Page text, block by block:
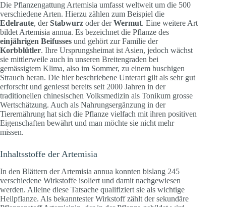
Die Pflanzengattung Artemisia umfasst weltweit um die 500
verschiedene Arten. Hierzu zählen zum Beispiel die
Edelraute, derStabwurz oder derWermut. Eine weitere Art
bildet Artemisia annua. Es bezeichnet die Pflanze des
einjährigen Beifusses und gehört zur Familie der
Korbblütler. Ihre Ursprungsheimat ist Asien, jedoch wächst
sie mittlerweile auch in unseren Breitengraden bei
gemässigtem Klima, also im Sommer, zu einem buschigen
Strauch heran. Die hier beschriebene Unterart gilt als sehr gut
erforscht und geniesst bereits seit 2000 Jahren in der
traditionellen chinesischen Volksmedizin als Tonikum grosse
Wertschätzung. Auch als Nahrungsergänzung in der
Tierernährung hat sich die Pflanze vielfach mit ihren positiven
Eigenschaften bewährt und man möchte sie nicht mehr
missen.
Inhaltsstoffe der Artemisia
In den Blättern der Artemisia annua konnten bislang 245
verschiedene Wirkstoffe isoliert und damit nachgewiesen
werden. Alleine diese Tatsache qualifiziert sie als wichtige
Heilpflanze. Als bekanntester Wirkstoff zählt der sekundäre